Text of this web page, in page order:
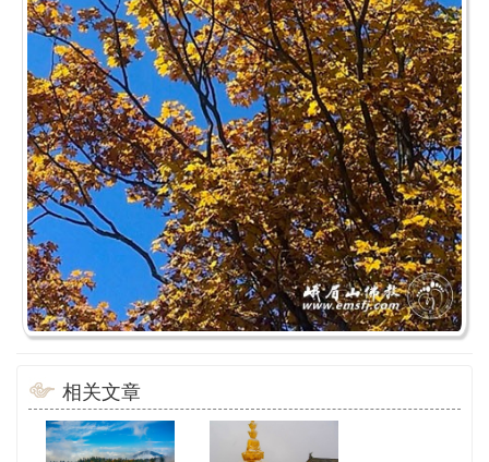
相关文章